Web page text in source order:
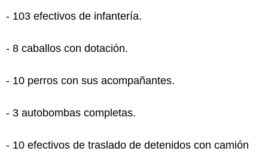
- 103 efectivos de infantería.
- 8 caballos con dotación.
- 10 perros con sus acompañantes.
- 3 autobombas completas.
- 10 efectivos de traslado de detenidos con camión